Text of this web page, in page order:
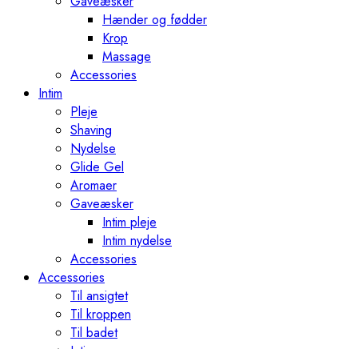
Hænder og fødder
Krop
Massage
Accessories
Intim
Pleje
Shaving
Nydelse
Glide Gel
Aromaer
Gaveæsker
Intim pleje
Intim nydelse
Accessories
Accessories
Til ansigtet
Til kroppen
Til badet